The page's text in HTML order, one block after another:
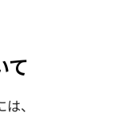
て
、